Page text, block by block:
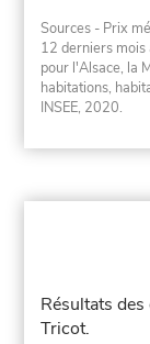
Sources - Prix
12 derniers
pour l'Alsace, la
habitations,
INSEE, 2020.
Résultats
Tricot.